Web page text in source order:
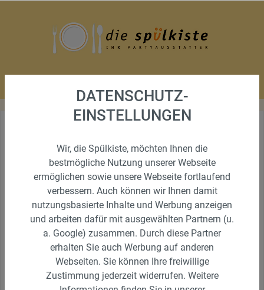
MIETGESCHIRR KARAFFE
1,3L ( BAUCHIG)
DATENSCHUTZ-
EINSTELLUNGEN
Wir, die Spülkiste, möchten Ihnen die
bestmögliche Nutzung unserer Webseite
ermöglichen sowie unsere Webseite fortlaufend
verbessern. Auch können wir Ihnen damit
nutzungsbasierte Inhalte und Werbung anzeigen
und arbeiten dafür mit ausgewählten Partnern (u.
a. Google) zusammen. Durch diese Partner
erhalten Sie auch Werbung auf anderen
Webseiten. Sie können Ihre freiwillige
Zustimmung jederzeit widerrufen. Weitere